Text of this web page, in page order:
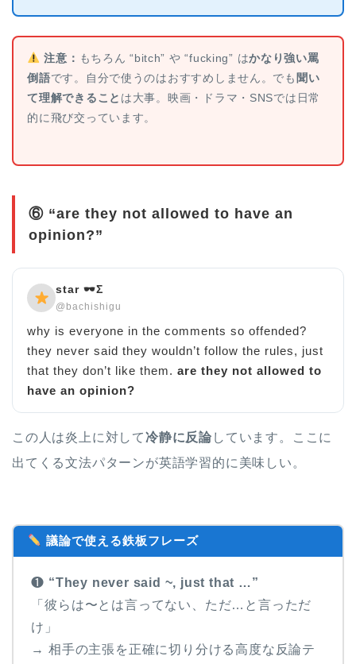
注意： もちろん “bitch” や “fucking” はかなり強い罵
倒語です。自分で使うのはおすすめしません。でも 聞い
て理解できること は大事。映画・ドラマ・SNSでは日常
的に飛び交っています。
⑥ “are they not allowed to have an
opinion?”
star 🕶Σ
@bachishigu
why is everyone in the comments so offended?
they never said they wouldn’t follow the rules, just
that they don’t like them.are they not allowed to
have an opinion?
この人は炎上に対して冷静に反論 しています。ここに
出てくる文法パターンが英語学習的に美味しい。
議論で使える鉄板フレーズ
❶ “They never said ~, just that …”
「彼らは〜とは言ってない、ただ…と言っただ
け」
→ 相手の主張を正確に切り分ける高度な反論テ